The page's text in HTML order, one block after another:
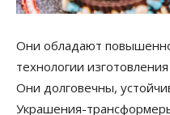
Они обладают
технологии
Они долговечны,
Украшения-